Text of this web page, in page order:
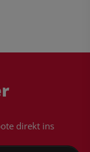
direkt ins